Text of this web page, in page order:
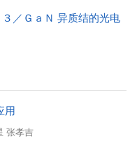
／ＧａＮ 异质结的光电
用
张孝吉